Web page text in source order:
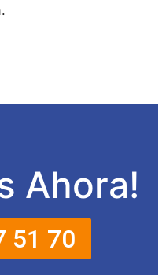
Ahora!
51 70